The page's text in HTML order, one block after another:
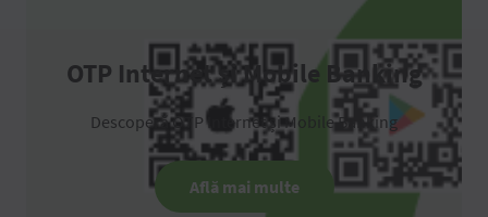
OTP Internet și Mobile Banking
Descoperă OTP Internet și Mobile Banking
Află mai multe